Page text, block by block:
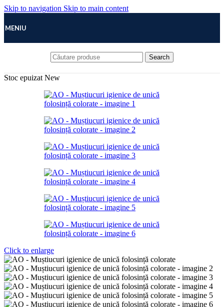
Skip to navigation Skip to main content
MENIU
Search
Stoc epuizat New
Click to enlarge